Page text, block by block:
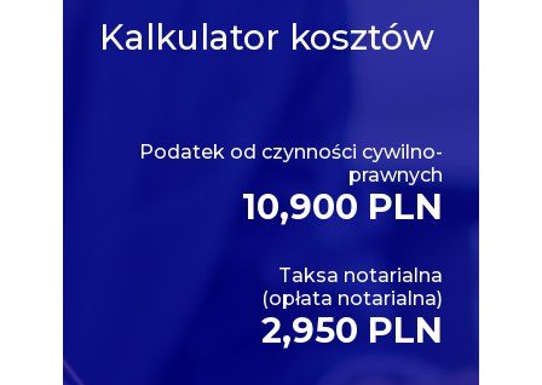
Kalkulator kosztów
Podatek od czynności cywilno-
prawnych
10,900 PLN
Taksa notarialna
(opłata notarialna)
2,950 PLN